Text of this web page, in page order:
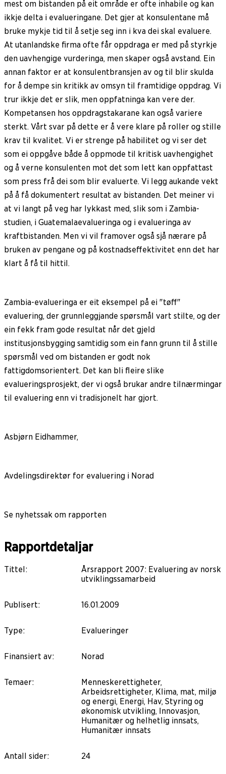
mest om bistanden på eit område er ofte inhabile og kan
ikkje delta i evalueringane. Det gjer at konsulentane må
bruke mykje tid til å setje seg inn i kva dei skal evaluere.
At utanlandske firma ofte får oppdraga er med på styrkje
den uavhengige vurderinga, men skaper også avstand. Ein
annan faktor er at konsulentbransjen av og til blir skulda
for å dempe sin kritikk av omsyn til framtidige oppdrag. Vi
trur ikkje det er slik, men oppfatninga kan vere der.
Kompetansen hos oppdragstakarane kan også variere
sterkt. Vårt svar på dette er å vere klare på roller og stille
krav til kvalitet. Vi er strenge på habilitet og vi ser det
som ei oppgåve både å oppmode til kritisk uavhengighet
og å verne konsulenten mot det som lett kan oppfattast
som press frå dei som blir evaluerte. Vi legg aukande vekt
på å få dokumentert resultat av bistanden. Det meiner vi
at vi langt på veg har lykkast med, slik som i Zambia-
studien, i Guatemalaevalueringa og i evalueringa av
kraftbistanden. Men vi vil framover også sjå nærare på
bruken av pengane og på kostnadseffektivitet enn det har
klart å få til hittil.
Zambia-evalueringa er eit eksempel på ei "tøff"
evaluering, der grunnleggjande spørsmål vart stilte, og der
ein fekk fram gode resultat når det gjeld
institusjonsbygging samtidig som ein fann grunn til å stille
spørsmål ved om bistanden er godt nok
fattigdomsorientert. Det kan bli fleire slike
evalueringsprosjekt, der vi også brukar andre tilnærmingar
til evaluering enn vi tradisjonelt har gjort.
Asbjørn Eidhammer,
Avdelingsdirektør for evaluering i Norad
Se nyhetssak om rapporten
Rapportdetaljar
Tittel:
Årsrapport 2007: Evaluering av norsk
utviklingssamarbeid
Publisert: 16.01.2009
Type: Evalueringer
Finansiert av: Norad
Temaer:
Menneskerettigheter,
Arbeidsrettigheter, Klima, mat, miljø
og energi, Energi, Hav, Styring og
økonomisk utvikling, Innovasjon,
Humanitær og helhetlig innsats,
Humanitær innsats
Antall sider: 24